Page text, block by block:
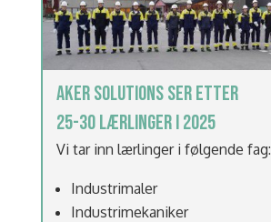
AKER SOLUTIONS SER ETTER
25-30 LÆRLINGER I 2025
Vi tar inn lærlinger i følgende fag:
Industrimaler
Industrimekaniker